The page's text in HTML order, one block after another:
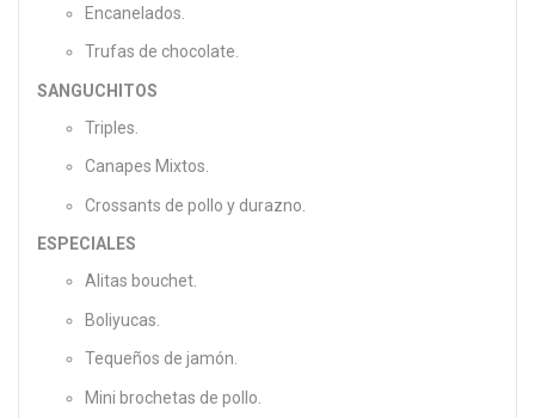
Encanelados.
Trufas de chocolate.
SANGUCHITOS
Triples.
Canapes Mixtos.
Crossants de pollo y durazno.
ESPECIALES
Alitas bouchet.
Boliyucas.
Tequeños de jamón.
Mini brochetas de pollo.